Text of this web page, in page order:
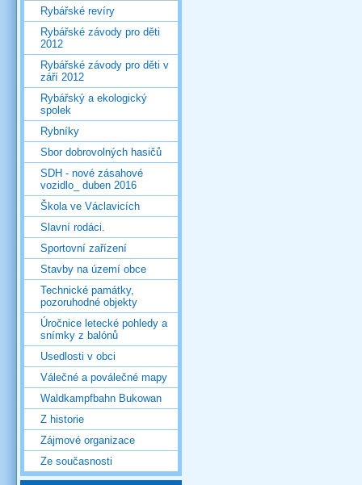
Rybářské revíry
Rybářské závody pro děti
2012
Rybářské závody pro děti v
září 2012
Rybářský a ekologický
spolek
Rybníky
Sbor dobrovolných hasičů
SDH - nové zásahové
vozidlo_ duben 2016
Škola ve Václavicích
Slavní rodáci.
Sportovní zařízení
Stavby na území obce
Technické památky,
pozoruhodné objekty
Úročnice letecké pohledy a
snímky z balónů
Usedlosti v obci
Válečné a poválečné mapy
Waldkampfbahn Bukowan
Z historie
Zájmové organizace
Ze současnosti